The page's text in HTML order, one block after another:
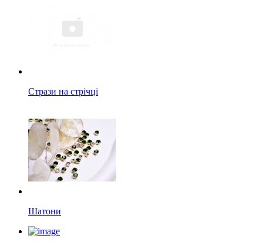
Стрази на стрічці
Шатони